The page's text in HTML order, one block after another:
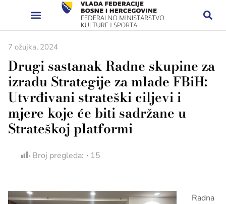
7 ožujka, 2024
Drugi sastanak Radne skupine za
izradu Strategije za mlade FBiH:
Utvrđivani strateški ciljevi i
mjere koje će biti sadržane u
Strateškoj platformi
Broj pregleda: 15
Radna